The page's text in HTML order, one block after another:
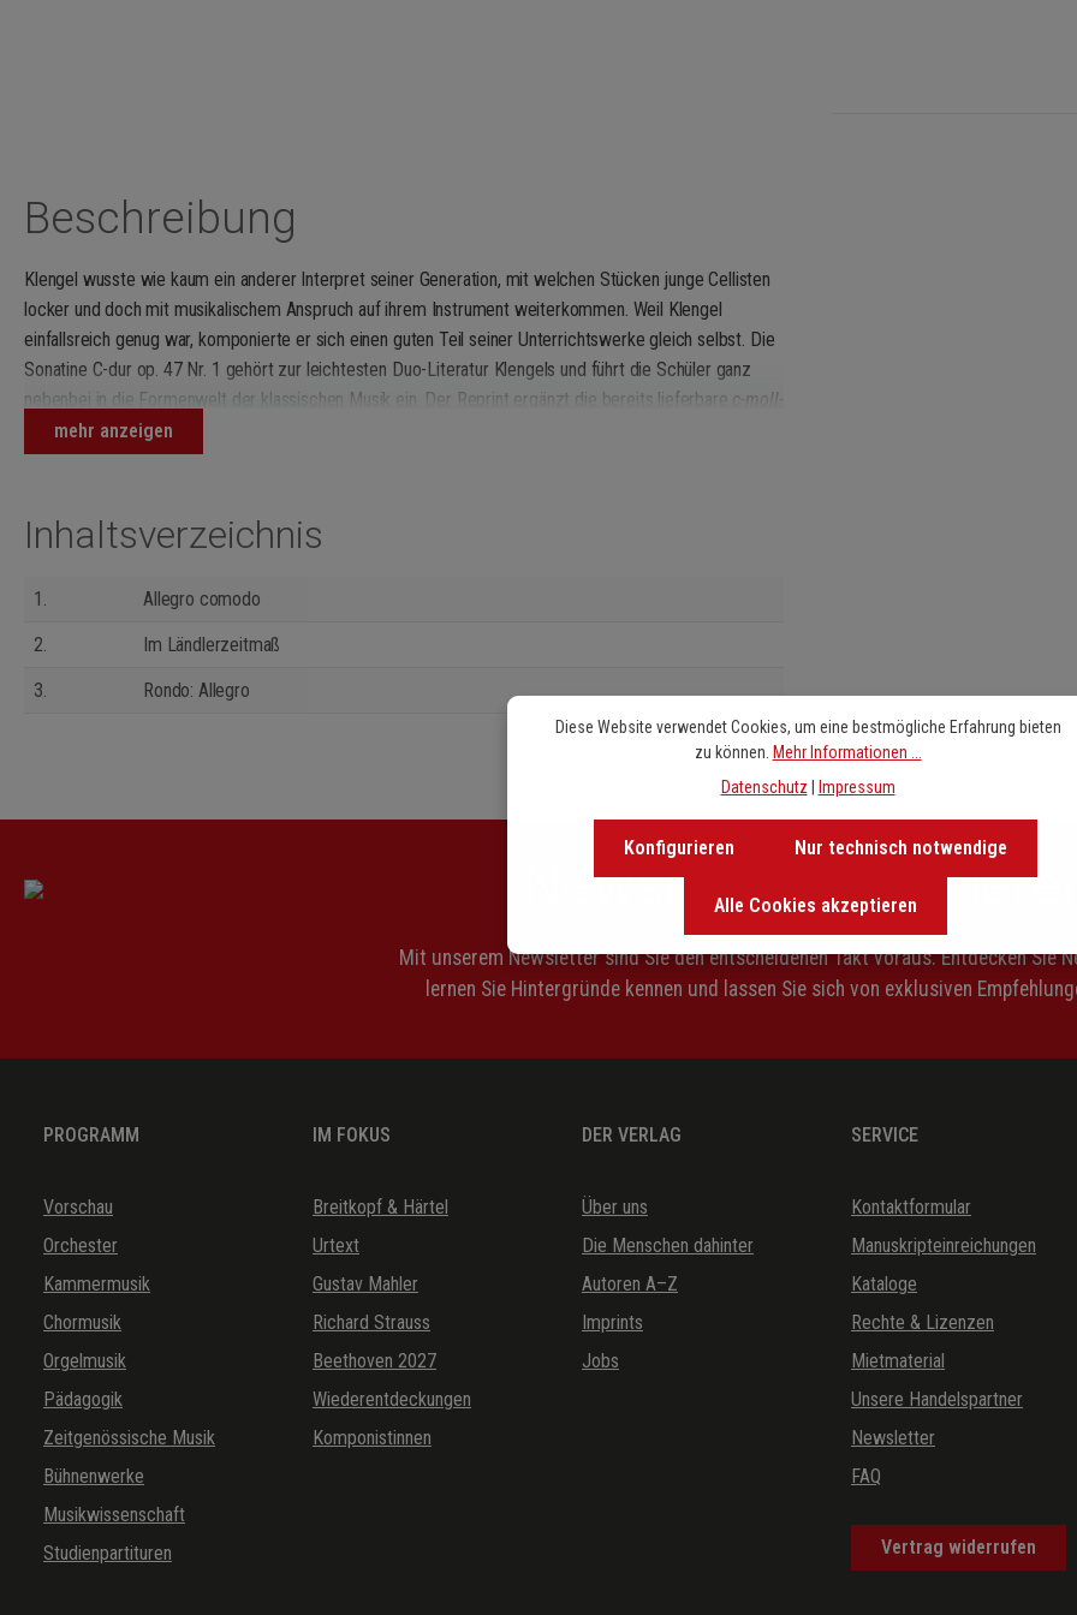
Beschreibung
Klengel wusste wie kaum ein anderer Interpret seiner Generation, mit welchen Stücken junge Cellisten
locker und doch mit musikalischem Anspruch auf ihrem Instrument weiterkommen. Weil Klengel
einfallsreich genug war, komponierte er sich einen guten Teil seiner Unterrichtswerke gleich selbst. Die
Sonatine C-dur op. 47 Nr. 1 gehört zur leichtesten Duo-Literatur Klengels und führt die Schüler ganz
nebenbei in die Formenwelt der klassischen Musik ein. Der Reprint ergänzt die bereits lieferbare c-moll-
Sonatineop. 48 Nr. 1 (EB 4495).
mehr anzeigen
Inhaltsverzeichnis
1.
Allegro comodo
2.
Im Ländlerzeitmaß
3.
Rondo: Allegro
Newsletter abonnieren
Mit unserem Newsletter sind Sie den entscheidenen Takt voraus. Entdecken Sie
lernen Sie Hintergründe kennen und lassen Sie sich von exklusiven
PROGRAMM
Vorschau
Orchester
Kammermusik
Chormusik
Orgelmusik
Pädagogik
Zeitgenössische Musik
Bühnenwerke
Musikwissenschaft
Studienpartituren
IM FOKUS
Breitkopf & Härtel
Urtext
Gustav Mahler
Richard Strauss
Beethoven 2027
Wiederentdeckungen
Komponistinnen
DER VERLAG
Über uns
Die Menschen dahinter
Autoren A–Z
Imprints
Jobs
SERVICE
Kontaktformular
Manuskripteinreichungen
Kataloge
Rechte & Lizenzen
Mietmaterial
Unsere Handelspartner
Newsletter
FAQ
Vertrag widerrufen
Diese Website verwendet Cookies, um eine bestmögliche Erfahrung bieten
zu können. Mehr Informationen ...
Datenschutz
Impressum
Nur technisch notwendige
Konfigurieren
Alle Cookies akzeptieren